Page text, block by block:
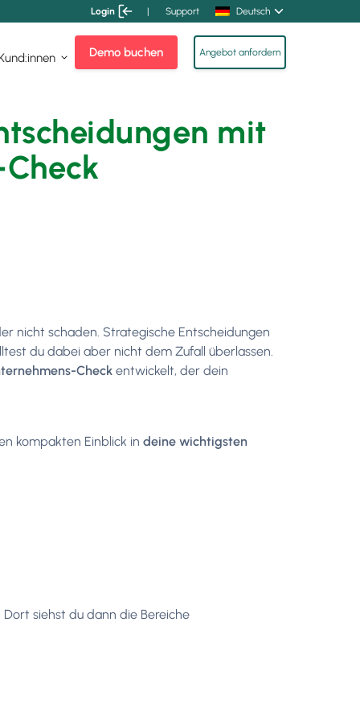
Login | Support Deutsch
Demo buchen Angebot anfordern
mit
nicht schaden. Strategische Entscheidungen
du dabei aber nicht dem Zufall überlassen.
Check entwickelt, der dein
kompakten Einblick in deine wichtigsten
Dort siehst du dann die Bereiche